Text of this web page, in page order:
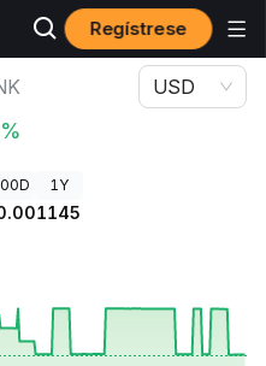
Regístrese
de GemLink GLINK
USD
1Y